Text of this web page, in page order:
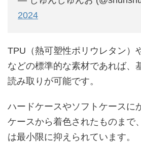
2024
TPU（熱可塑性ポリウレタン）
などの標準的な素材であれば、
読み取りが可能です。
ハードケースやソフトケースに
ケースから着色されたものまで
は最小限に抑えられています。